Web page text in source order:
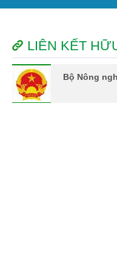
LIÊN KẾT
Bộ Nông